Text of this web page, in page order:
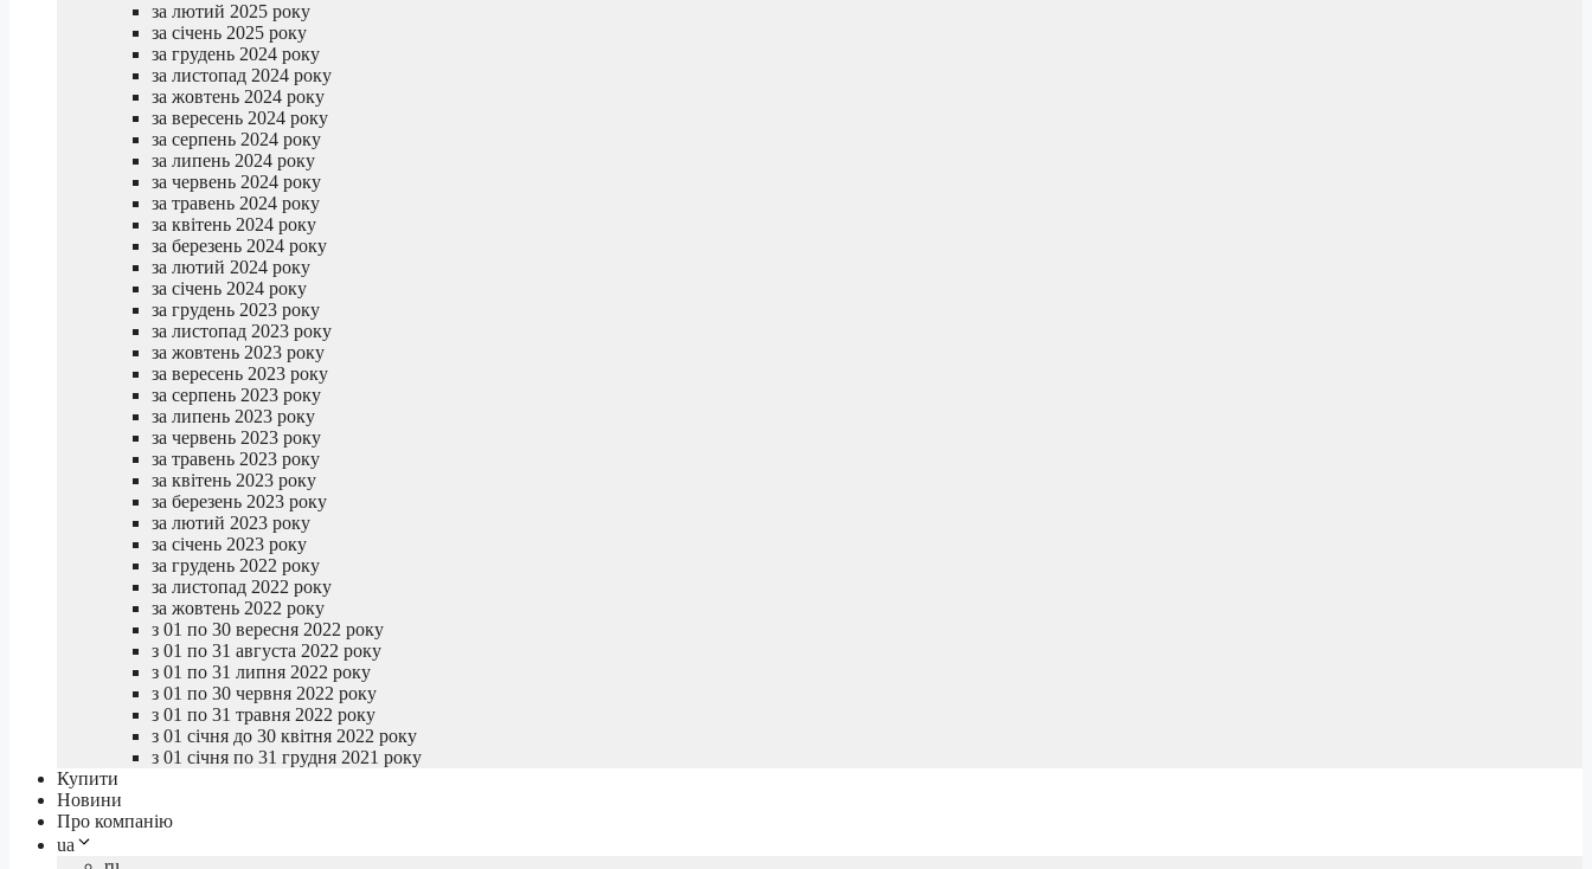
за лютий 2025 року
за січень 2025 року
за грудень 2024 року
за листопад 2024 року
за жовтень 2024 року
за вересень 2024 року
за серпень 2024 року
за липень 2024 року
за червень 2024 року
за травень 2024 року
за квітень 2024 року
за березень 2024 року
за лютий 2024 року
за січень 2024 року
за грудень 2023 року
за листопад 2023 року
за жовтень 2023 року
за вересень 2023 року
за серпень 2023 року
за липень 2023 року
за червень 2023 року
за травень 2023 року
за квітень 2023 року
за березень 2023 року
за лютий 2023 року
за січень 2023 року
за грудень 2022 року
за листопад 2022 року
за жовтень 2022 року
з 01 по 30 вересня 2022 року
з 01 по 31 августа 2022 року
з 01 по 31 липня 2022 року
з 01 по 30 червня 2022 року
з 01 по 31 травня 2022 року
з 01 січня до 30 квітня 2022 року
з 01 січня по 31 грудня 2021 року
Купити
Новини
Про компанію
ua